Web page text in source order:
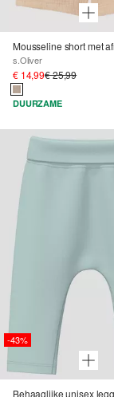
s.Oliver
€ 14,99€ 25,99
DUURZAME
-43%